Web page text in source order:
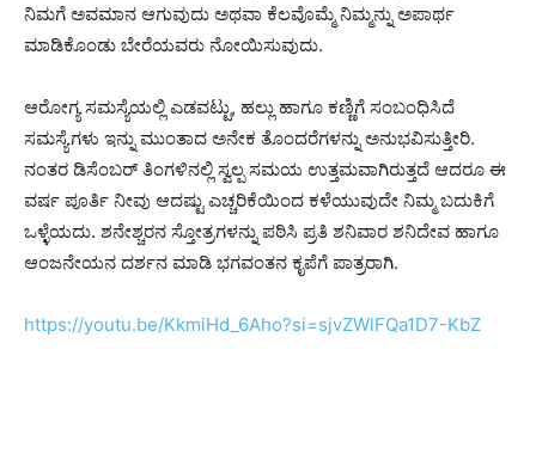
ನಿಮಗೆ ಅವಮಾನ ಆಗುವುದು ಅಥವಾ ಕೆಲವೊಮ್ಮೆ ನಿಮ್ಮನ್ನು ಅಪಾರ್ಥ
ಮಾಡಿಕೊಂಡು ಬೇರೆಯವರು ನೋಯಿಸುವುದು.
ಆರೋಗ್ಯ ಸಮಸ್ಯೆಯಲ್ಲಿ ಎಡವಟ್ಟು, ಹಲ್ಲು ಹಾಗೂ ಕಣ್ಣಿಗೆ ಸಂಬಂಧಿಸಿದೆ
ಸಮಸ್ಯೆಗಳು ಇನ್ನು ಮುಂತಾದ ಅನೇಕ ತೊಂದರೆಗಳನ್ನು ಅನುಭವಿಸುತ್ತೀರಿ.
ನಂತರ ಡಿಸೆಂಬರ್ ತಿಂಗಳಿನಲ್ಲಿ ಸ್ವಲ್ಪ ಸಮಯ ಉತ್ತಮವಾಗಿರುತ್ತದೆ ಆದರೂ ಈ
ವರ್ಷ ಪೂರ್ತಿ ನೀವು ಆದಷ್ಟು ಎಚ್ಚರಿಕೆಯಿಂದ ಕಳೆಯುವುದೇ ನಿಮ್ಮ ಬದುಕಿಗೆ
ಒಳ್ಳೆಯದು. ಶನೇಶ್ಚರನ ಸ್ತೋತ್ರಗಳನ್ನು ಪಠಿಸಿ ಪ್ರತಿ ಶನಿವಾರ ಶನಿದೇವ ಹಾಗೂ
ಆಂಜನೇಯನ ದರ್ಶನ ಮಾಡಿ ಭಗವಂತನ ಕೃಪೆಗೆ ಪಾತ್ರರಾಗಿ.
https://youtu.be/KkmiHd_6Aho?si=sjvZWlFQa1D7-KbZ